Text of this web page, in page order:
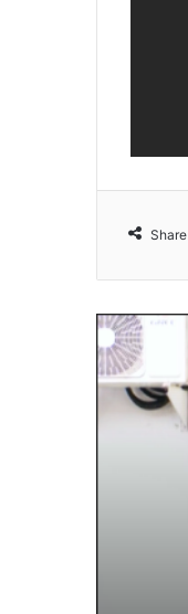
Share